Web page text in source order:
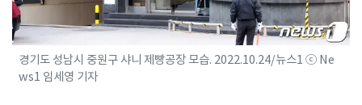
경기도 성남시 중원구 샤니 제빵공장 모습. 2022.10.24/뉴스1 ⓒ Ne
ws1 임세영 기자